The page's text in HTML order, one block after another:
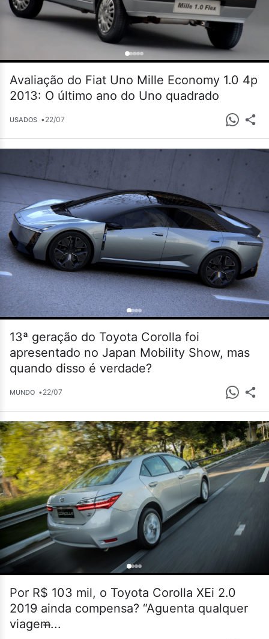
Avaliação do Fiat Uno Mille Economy 1.0 4p
2013: O último ano do Uno quadrado
USADOS •22/07
13ª geração do Toyota Corolla foi
apresentado no Japan Mobility Show, mas
quando disso é verdade?
MUNDO •22/07
Por R$ 103 mil, o Toyota Corolla XEi 2.0
2019 ainda compensa? “Aguenta qualquer
viagem̶...